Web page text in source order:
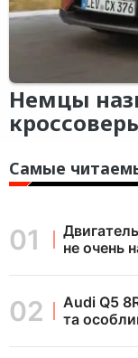
Немцы
Самые
не очень
Audi Q5
та